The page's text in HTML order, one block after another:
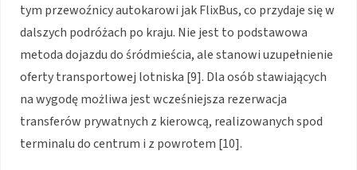
tym przewoźnicy autokarowi jak FlixBus, co przydaje się w
dalszych podróżach po kraju. Nie jest to podstawowa
metoda dojazdu do śródmieścia, ale stanowi uzupełnienie
oferty transportowej lotniska [9]. Dla osób stawiających
na wygodę możliwa jest wcześniejsza rezerwacja
transferów prywatnych z kierowcą, realizowanych spod
terminalu do centrum i z powrotem [10].